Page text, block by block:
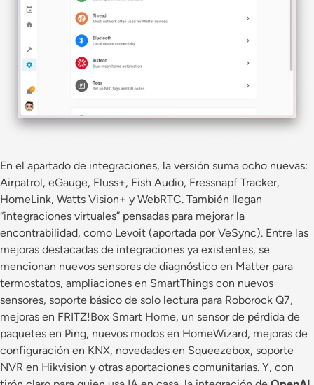
En el apartado de integraciones, la versión suma ocho nuevas:
Airpatrol, eGauge, Fluss+, Fish Audio, Fressnapf Tracker,
HomeLink, Watts Vision+ y WebRTC. También llegan
“integraciones virtuales” pensadas para mejorar la
encontrabilidad, como Levoit (aportada por VeSync). Entre las
mejoras destacadas de integraciones ya existentes, se
mencionan nuevos sensores de diagnóstico en Matter para
termostatos, ampliaciones en SmartThings con nuevos
sensores, soporte básico de solo lectura para Roborock Q7,
mejoras en FRITZ!Box Smart Home, un sensor de pérdida de
paquetes en Ping, nuevos modos en HomeWizard, mejoras de
configuración en KNX, novedades en Squeezebox, soporte
NVR en Hikvision y otras aportaciones comunitarias. Y, con